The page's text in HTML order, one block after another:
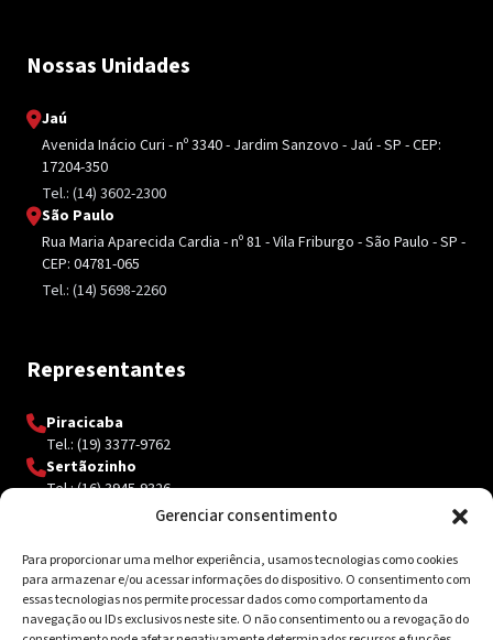
Gerenciar consentimento
Para proporcionar uma melhor experiência, usamos tecnologias como cookies
para armazenar e/ou acessar informações do dispositivo. O consentimento com
essas tecnologias nos permite processar dados como comportamento da
navegação ou IDs exclusivos neste site. O não consentimento ou a revogação do
Nossas Unidades
Jaú
Avenida Inácio Curi - nº 3340 - Jardim Sanzovo - Jaú - SP - CEP:
17204-350
Tel.: (14) 3602-2300
São Paulo
Rua Maria Aparecida Cardia - nº 81 - Vila Friburgo - São Paulo - SP -
CEP: 04781-065
Tel.: (14) 5698-2260
Representantes
Piracicaba
Tel.: (19) 3377-9762
Sertãozinho
Tel.: (16) 3945-9326
Contato
Av. Inácio Curi, 3340 Jardim Sanzovo CEP: 17.204-350